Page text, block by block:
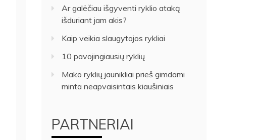
Ar galėčiau išgyventi ryklio ataką
išduriant jam akis?
Kaip veikia slaugytojos rykliai
10 pavojingiausių ryklių
Mako ryklių jaunikliai prieš gimdami
minta neapvaisintais kiaušiniais
PARTNERIAI